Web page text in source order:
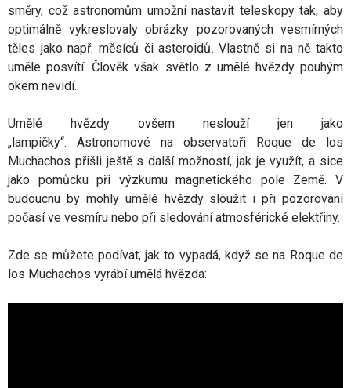
směry, což astronomům umožní nastavit teleskopy tak, aby
optimálně vykreslovaly obrázky pozorovaných vesmírných
těles jako např. měsíců či asteroidů. Vlastně si na ně takto
uměle posvítí. Člověk však světlo z umělé hvězdy pouhým
okem nevidí.
Umělé hvězdy ovšem neslouží jen jako
„lampičky“. Astronomové na observatoři Roque de los
Muchachos přišli ještě s další možností, jak je využít, a sice
jako pomůcku při výzkumu magnetického pole Země. V
budoucnu by mohly umělé hvězdy sloužit i při pozorování
počasí ve vesmíru nebo při sledování atmosférické elektřiny.
Zde se můžete podívat, jak to vypadá, když se na Roque de
los Muchachos vyrábí umělá hvězda: